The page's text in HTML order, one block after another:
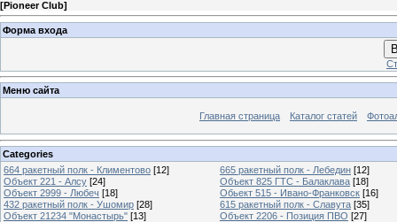
[Pioneer Club]
Форма входа
Меню сайта
Главная страница Каталог статей
Categories
664 ракетный полк - Климентово [12] 665 ракетный полк - Лебедин [12]
Объект 221 - Алсу [24] Объект 825 ГТС - Балаклава [18]
Объект 2999 - Любеч [18] Обьект 515 - Ивано-Франковск [16]
432 ракетный полк - Ушомир [28] 615 ракетный полк - Славута [35]
Объект 21234 "Монастырь" [13] Объект 2206 - Позиция ПВО [27]